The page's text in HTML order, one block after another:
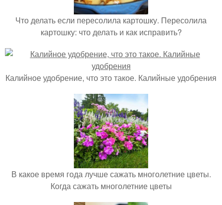
Что делать если пересолила картошку. Пересолила
картошку: что делать и как исправить?
Калийное удобрение, что это такое. Калийные удобрения
В какое время года лучше сажать многолетние цветы.
Когда сажать многолетние цветы